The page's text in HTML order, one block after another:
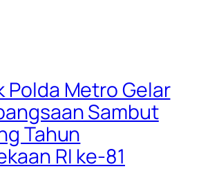
Polda Metro Gelar
Sambut
Tahun
RI ke-81